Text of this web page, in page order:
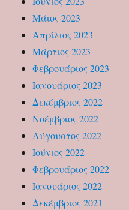
Μάιος 2023
Απρίλιος 2023
Μάρτιος 2023
Φεβρουάριος 2023
Ιανουάριος 2023
Δεκέμβριος 2022
Νοέμβριος 2022
Αύγουστος 2022
Ιούνιος 2022
Φεβρουάριος 2022
Ιανουάριος 2022
Δεκέμβριος 2021